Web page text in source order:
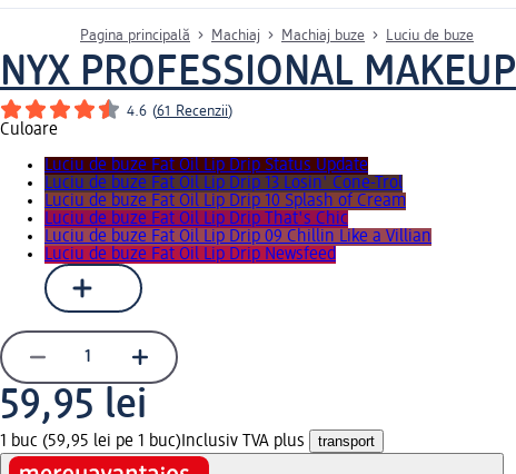
Pagina principală Machiaj Machiaj buze Luciu de buze
NYX PROFESSIONAL MAKEUP
4.6 (61 Recenzii)
Culoare
Luciu de buze Fat Oil Lip Drip Status Update
Luciu de buze Fat Oil Lip Drip 13 Losin' Cone-Trol
Luciu de buze Fat Oil Lip Drip 10 Splash of Cream
Luciu de buze Fat Oil Lip Drip That's Chic
Luciu de buze Fat Oil Lip Drip 09 Chillin Like a Villian
Luciu de buze Fat Oil Lip Drip Newsfeed
59,95 lei
1 buc (59,95 lei pe 1 buc) Inclusiv TVA plus transport